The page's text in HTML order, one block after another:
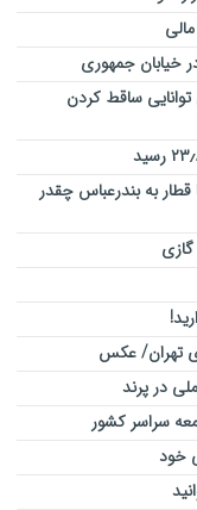
ساقط کردن
به بندرعباس چقدر
تهران/ عکس
سراسر کشور
خود